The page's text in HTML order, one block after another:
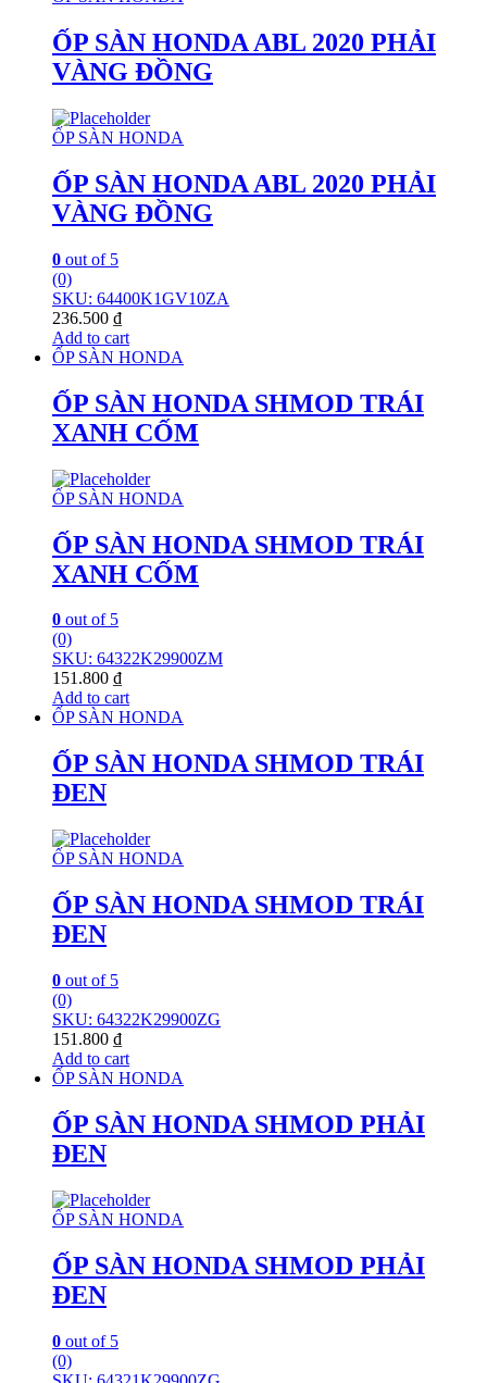
ỐP SÀN HONDA ABL 2020 PHẢI
VÀNG ĐỒNG
ỐP SÀN HONDA
ỐP SÀN HONDA ABL 2020 PHẢI
VÀNG ĐỒNG
0 out of 5
(0)
SKU: 64400K1GV10ZA
236.500 ₫
Add to cart
ỐP SÀN HONDA
ỐP SÀN HONDA SHMOD TRÁI
XANH CỐM
ỐP SÀN HONDA
ỐP SÀN HONDA SHMOD TRÁI
XANH CỐM
0 out of 5
(0)
SKU: 64322K29900ZM
151.800 ₫
Add to cart
ỐP SÀN HONDA
ỐP SÀN HONDA SHMOD TRÁI
ĐEN
ỐP SÀN HONDA
ỐP SÀN HONDA SHMOD TRÁI
ĐEN
0 out of 5
(0)
SKU: 64322K29900ZG
151.800 ₫
Add to cart
ỐP SÀN HONDA
ỐP SÀN HONDA SHMOD PHẢI
ĐEN
ỐP SÀN HONDA
ỐP SÀN HONDA SHMOD PHẢI
ĐEN
0 out of 5
(0)